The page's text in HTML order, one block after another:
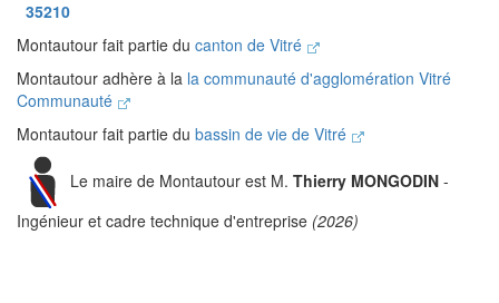
35210
Montautour fait partie du canton de Vitré
Montautour adhère à la la communauté d'agglomération Vitré
Communauté
Montautour fait partie du bassin de vie de Vitré
Le maire de Montautour est M. Thierry MONGODIN -
Ingénieur et cadre technique d'entreprise (2026)